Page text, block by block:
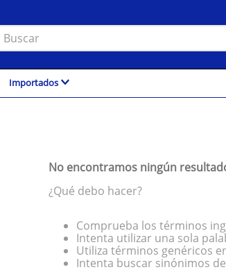
Importados
No encontramos ningún
¿Qué debo hacer?
Comprueba los términos
Intenta utilizar una sola
Utiliza términos genéricos
Intenta buscar sinónimos